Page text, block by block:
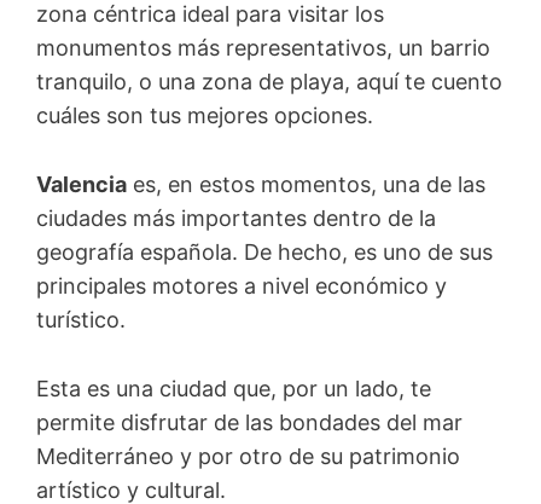
zona céntrica ideal para visitar los
monumentos más representativos, un barrio
tranquilo, o una zona de playa, aquí te cuento
cuáles son tus mejores opciones.
Valencia es, en estos momentos, una de las
ciudades más importantes dentro de la
geografía española. De hecho, es uno de sus
principales motores a nivel económico y
turístico.
Esta es una ciudad que, por un lado, te
permite disfrutar de las bondades del mar
Mediterráneo y por otro de su patrimonio
artístico y cultural.